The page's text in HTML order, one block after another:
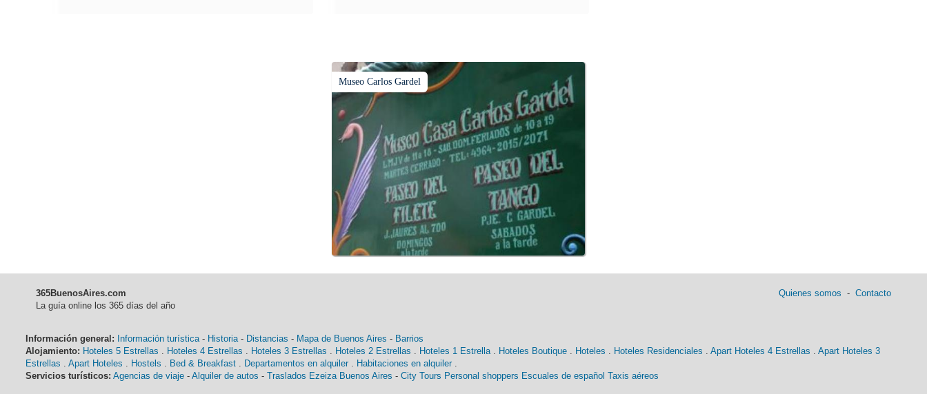
Museo Carlos Gardel
365BuenosAires.com
La guía online los 365 días del año
Quienes somos - Contacto
Información general: Información turística - Historia - Distancias - Mapa de Buenos Aires - Barrios
Alojamiento: Hoteles 5 Estrellas Hoteles 4 Estrellas Hoteles 3 Estrellas Hoteles 2 Estrellas Hoteles 1 Estrella Hoteles Boutique Hoteles Hoteles Residenciales Apart Hoteles 4 Estrellas
Apart Hoteles 3
Estrellas
Apart Hoteles Hostels Bed & Breakfast Departamentos en alquiler Habitaciones en alquiler
Servicios turísticos: Agencias de viaje - Alquiler de autos - Traslados Ezeiza Buenos Aires - City Tours Personal shoppers Escuales de español Taxis aéreos